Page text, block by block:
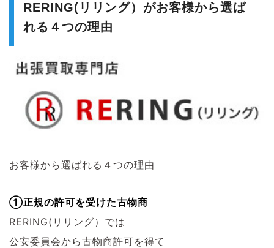
RERING(リリング）がお客様から選ば
れる４つの理由
お客様から選ばれる４つの理由
①正規の許可を受けた古物商
RERING(リリング）では
公安委員会から古物商許可を得て